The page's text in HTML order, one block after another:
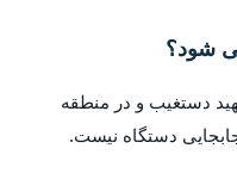
شود؟
دستغیب و در منطقه
دستگاه نیست.